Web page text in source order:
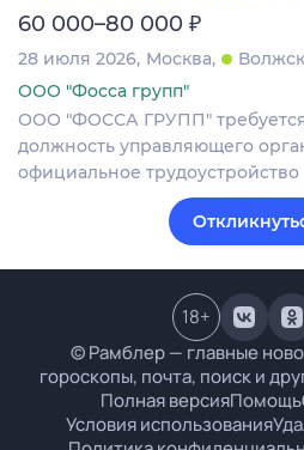
60 000–80 000 ₽
28 июля 2026 Москва
ООО "Фосса групп"
ООО "ФОССА ГРУПП" требуется
должность управляющего
официальное
© Рамблер — главные
гороскопы, почта, поиск и
Полная версияПомощь
Условия использования
18+